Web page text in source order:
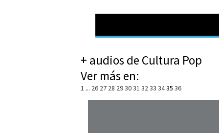
+ audios de Cultura Pop
Ver más en:
1 ... 26 27 28 293031 3233 3435 36